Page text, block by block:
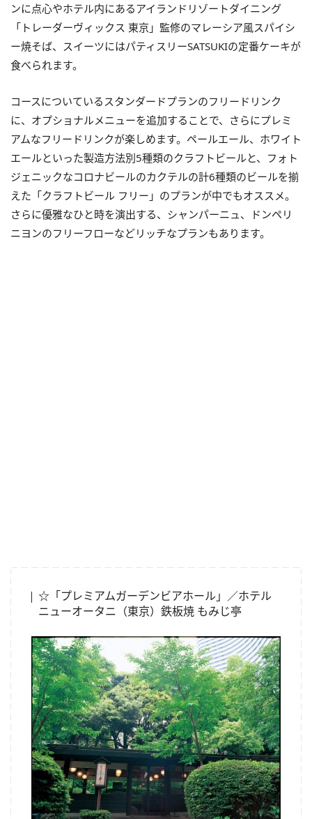
ンに点心やホテル内にあるアイランドリゾートダイニング
「トレーダーヴィックス 東京」監修のマレーシア風スパイシ
ー焼そば、スイーツにはパティスリーSATSUKIの定番ケーキが
食べられます。
コースについているスタンダードプランのフリードリンク
に、オプショナルメニューを追加することで、さらにプレミ
アムなフリードリンクが楽しめます。ペールエール、ホワイト
エールといった製造方法別5種類のクラフトビールと、フォト
ジェニックなコロナビールのカクテルの計6種類のビールを揃
えた「クラフトビール フリー」のプランが中でもオススメ。
さらに優雅なひと時を演出する、シャンパーニュ、ドンペリ
ニヨンのフリーフローなどリッチなプランもあります。
☆「プレミアムガーデンビアホール」／ホテル
ニューオータニ（東京）鉄板焼 もみじ亭